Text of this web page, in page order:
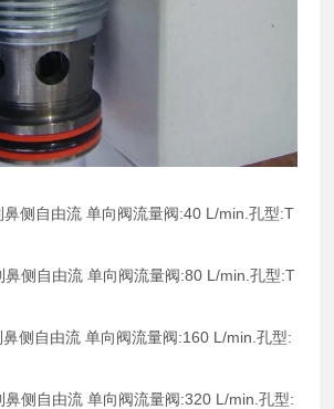
鼻侧自由流 单向阀流量阀:40 L/min.孔型:T
鼻侧自由流 单向阀流量阀:80 L/min.孔型:T
侧自由流 单向阀流量阀:160 L/min.孔型:
鼻侧自由流 单向阀流量阀:320 L/min.孔型: